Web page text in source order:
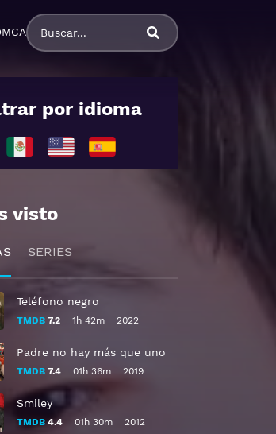
por idioma
visto
SERIES
Teléfono negro
TMDB 7.2 1h 42m 2022
Padre no hay más que uno
TMDB 7.4 01h 36m 2019
Smiley
TMDB4.4 01h 30m 2012